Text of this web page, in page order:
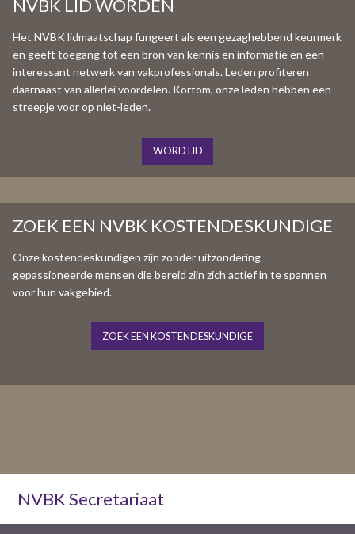
NVBK LID WORDEN
Het NVBK lidmaatschap fungeert als een gezaghebbend keurmerk
en geeft toegang tot een bron van kennis en informatie en een
interessant netwerk van vakprofessionals. Leden profiteren
daarnaast van allerlei voordelen. Kortom, onze leden hebben een
streepje voor op niet-leden.
WORD LID
ZOEK EEN NVBK KOSTENDESKUNDIGE
Onze kostendeskundigen zijn zonder uitzondering
gepassioneerde mensen die bereid zijn zich actief in te spannen
voor hun vakgebied.
ZOEK EEN KOSTENDESKUNDIGE
NVBK Secretariaat